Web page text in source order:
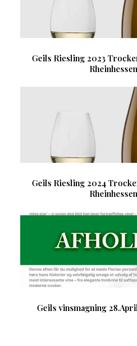
Geils Riesling 2023
Rheinhessen
Geils Riesling 2024
Rheinhessen
Geils vinsmagning